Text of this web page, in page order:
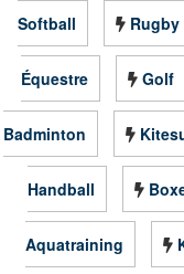
Softball Rugby
Équestre Golf
Badminton
Handball
Aquatraining